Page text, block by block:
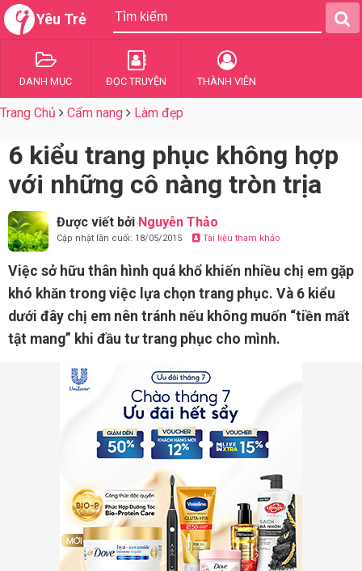
Yêu Trẻ
DANH MỤC ĐỌC TRUYỆN THÀNH VIÊN
Trang Chủ Cẩm nang Làm đẹp
6 kiểu trang phục không hợp
với những cô nàng tròn trịa
Được viết bởi Nguyễn Thảo
Cập nhật lần cuối: 18/05/2015 Tài liệu tham khảo
Việc sở hữu thân hình quá khổ khiến nhiều chị em gặp
khó khăn trong việc lựa chọn trang phục. Và 6 kiểu
dưới đây chị em nên tránh nếu không muốn “tiền mất
tật mang” khi đầu tư trang phục cho mình.